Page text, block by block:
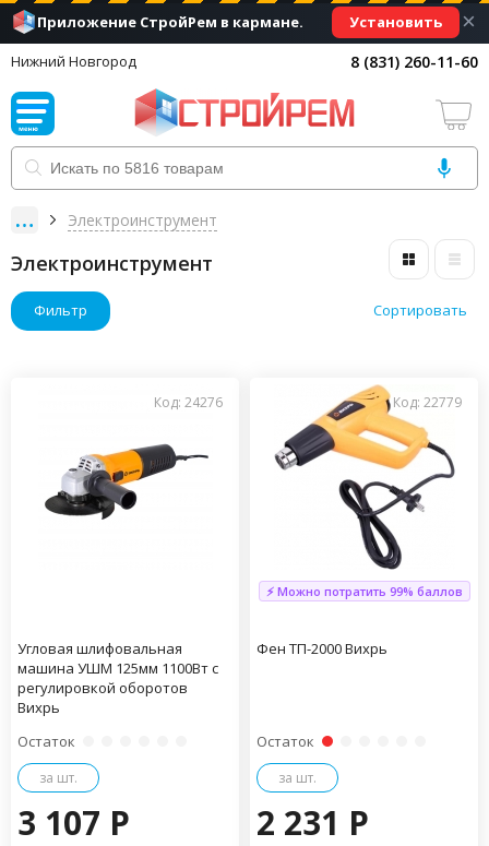
Приложение СтройРем в кармане. Установить ×
Нижний Новгород 8 (831) 260-11-60
Электроинструмент
Электроинструмент
Фильтр Сортировать
Код: 24276
Угловая шлифовальная
машина УШМ 125мм 1100Вт с
регулировкой оборотов
Вихрь
Остаток
за шт.
3 107 P
Код: 22779
⚡ Можно потратить 99% баллов
Фен ТП-2000 Вихрь
Остаток
за шт.
2 231 P